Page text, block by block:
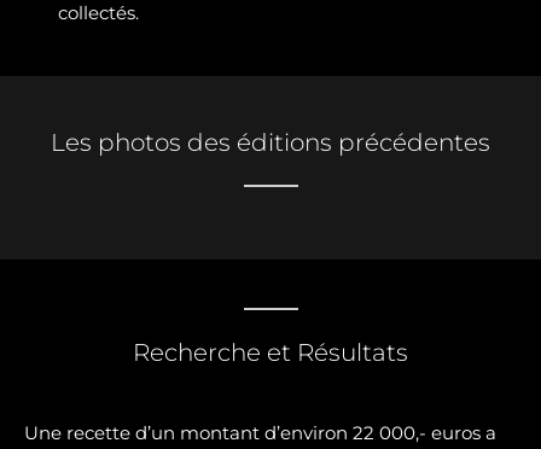
collectés.
Les photos des éditions précédentes
Recherche et Résultats
Une recette d’un montant d’environ 22 000,- euros a